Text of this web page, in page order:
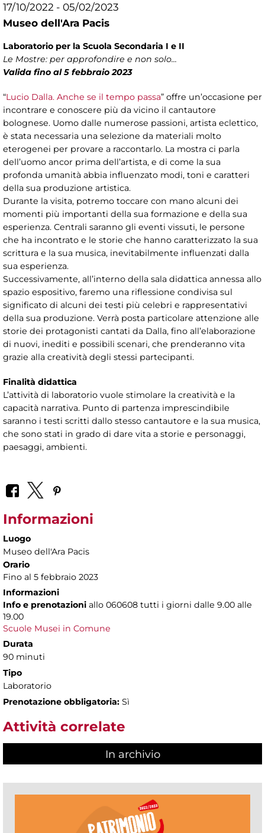
17/10/2022 - 05/02/2023
Museo dell'Ara Pacis
Laboratorio per la Scuola Secondaria I e II
Le Mostre: per approfondire e non solo...
Valida fino al 5 febbraio 2023
“Lucio Dalla. Anche se il tempo passa” offre un’occasione per
incontrare e conoscere più da vicino il cantautore
bolognese. Uomo dalle numerose passioni, artista eclettico,
è stata necessaria una selezione da materiali molto
eterogenei per provare a raccontarlo. La mostra ci parla
dell’uomo ancor prima dell’artista, e di come la sua
profonda umanità abbia influenzato modi, toni e caratteri
della sua produzione artistica.
Durante la visita, potremo toccare con mano alcuni dei
momenti più importanti della sua formazione e della sua
esperienza. Centrali saranno gli eventi vissuti, le persone
che ha incontrato e le storie che hanno caratterizzato la sua
scrittura e la sua musica, inevitabilmente influenzati dalla
sua esperienza.
Successivamente, all’interno della sala didattica annessa allo
spazio espositivo, faremo una riflessione condivisa sul
significato di alcuni dei testi più celebri e rappresentativi
della sua produzione. Verrà posta particolare attenzione alle
storie dei protagonisti cantati da Dalla, fino all’elaborazione
di nuovi, inediti e possibili scenari, che prenderanno vita
grazie alla creatività degli stessi partecipanti.
Finalità didattica
L’attività di laboratorio vuole stimolare la creatività e la
capacità narrativa. Punto di partenza imprescindibile
saranno i testi scritti dallo stesso cantautore e la sua musica,
che sono stati in grado di dare vita a storie e personaggi,
paesaggi, ambienti.
Informazioni
Luogo
Museo dell'Ara Pacis
Orario
Fino al 5 febbraio 2023
Informazioni
Info e prenotazioni allo 060608 tutti i giorni dalle 9.00 alle
19.00
Scuole Musei in Comune
Durata
90 minuti
Tipo
Laboratorio
Prenotazione obbligatoria: Sì
Attività correlate
In archivio